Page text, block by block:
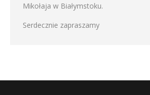
Mikołaja w Białymstoku.
Serdecznie zapraszamy